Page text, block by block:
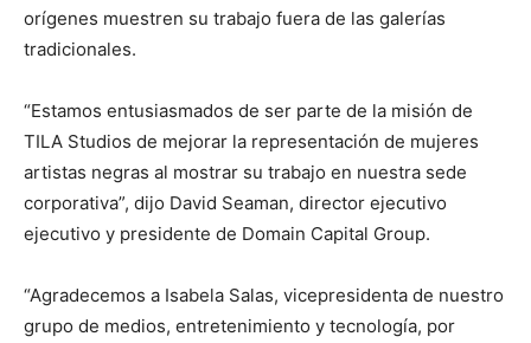
orígenes muestren su trabajo fuera de las galerías
tradicionales.
“Estamos entusiasmados de ser parte de la misión de
TILA Studios de mejorar la representación de mujeres
artistas negras al mostrar su trabajo en nuestra sede
corporativa”, dijo David Seaman, director ejecutivo
ejecutivo y presidente de Domain Capital Group.
“Agradecemos a Isabela Salas, vicepresidenta de nuestro
grupo de medios, entretenimiento y tecnología, por